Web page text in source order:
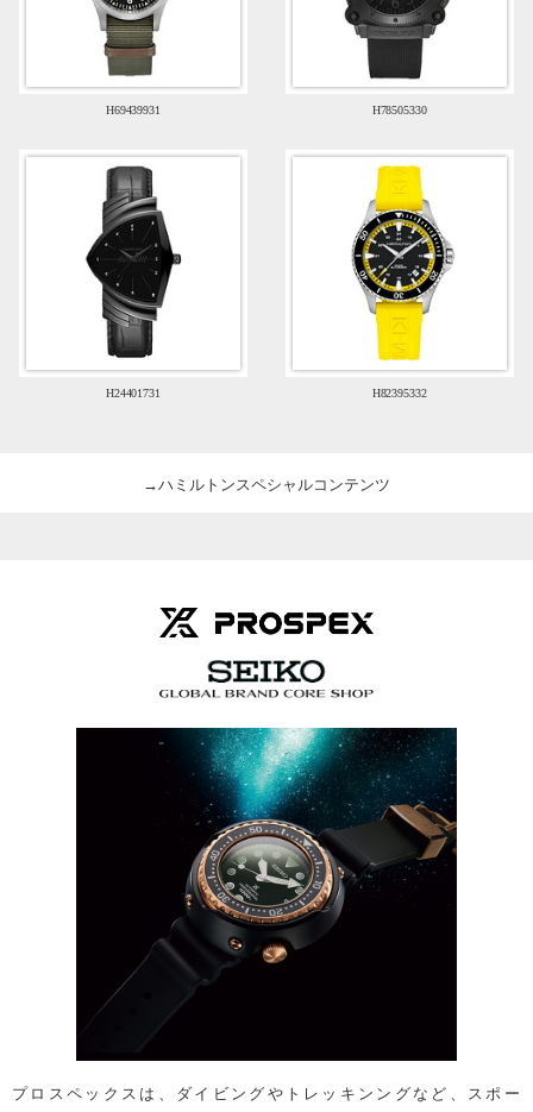
H69439931 H78505330
H24401731 H82395332
→ハミルトンスペシャルコンテンツ
プロスペックスは、ダイビングやトレッキンングなど、スポー